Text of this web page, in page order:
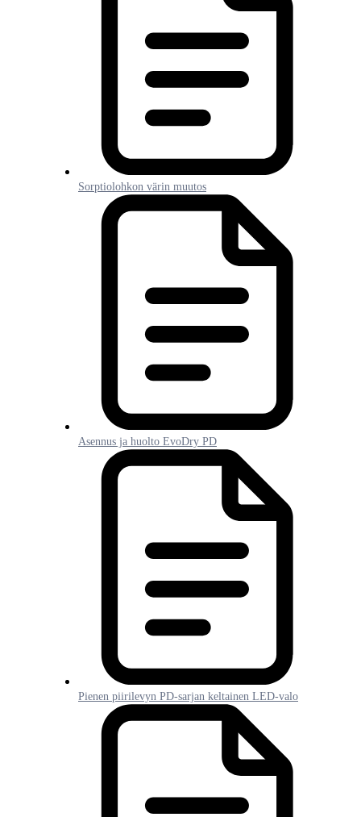
Sorptiolohkon värin muutos
Asennus ja huolto EvoDry PD
Pienen piirilevyn PD-sarjan keltainen LED-valo